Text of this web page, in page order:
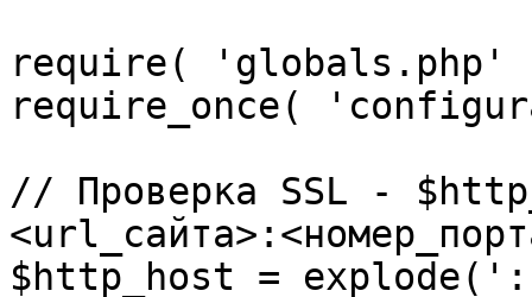
require(
require_once(
// Проверка SSL -
$http_host = explode(':',